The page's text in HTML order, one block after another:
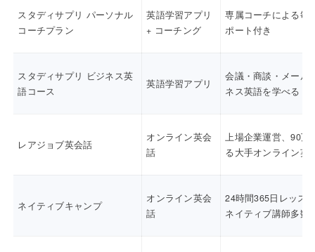
スタディサプリ パーソナル
コーチプラン
英語学習アプリ
+ コーチング
専属コーチによる毎
ポート付き
スタディサプリ ビジネス英
語コース
英語学習アプリ
会議・商談・メール
ネス英語を学べる
レアジョブ英会話
オンライン英会
話
上場企業運営、90万
る大手オンライン英
ネイティブキャンプ
オンライン英会
話
24時間365日レッス
ネイティブ講師多数